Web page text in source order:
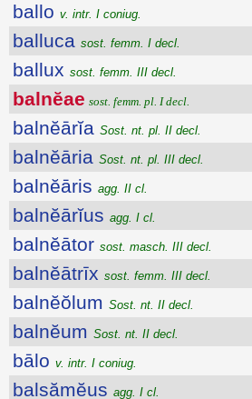
ballo v. intr. I coniug.
balluca sost. femm. I decl.
ballux sost. femm. III decl.
balnĕae sost. femm. pl. I decl.
balnĕārĭa Sost. nt. pl. II decl.
balnĕāria Sost. nt. pl. III decl.
balnĕāris agg. II cl.
balnĕārĭus agg. I cl.
balnĕātor sost. masch. III decl.
balnĕātrīx sost. femm. III decl.
balnĕŏlum Sost. nt. II decl.
balnĕum Sost. nt. II decl.
bālo v. intr. I coniug.
balsămĕus agg. I cl.